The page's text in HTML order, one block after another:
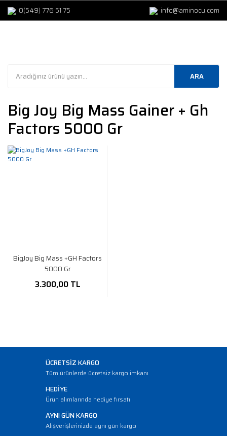
0(549) 776 51 75 info@aminocu.com
ARA
Big Joy Big Mass Gainer + Gh
Factors 5000 Gr
BigJoy Big Mass +GH Factors
5000 Gr
3.300,00 TL
ÜCRETSİZ KARGO
Tüm ürünlerde ücretsiz kargo imkanı
HEDİYE
Ürün alımlarında hediye fırsatı
AYNI GÜN KARGO
Alışverişlerinizde aynı gün kargo